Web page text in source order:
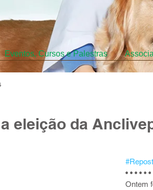
Eventos, Cursos e Palestras
eleição da
#Repost
• • • • • •
Ontem